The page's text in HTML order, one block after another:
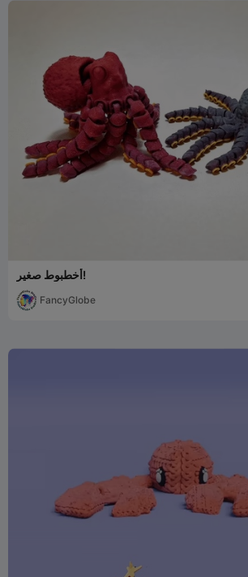
أخطبوط صغير!
FancyGlobe